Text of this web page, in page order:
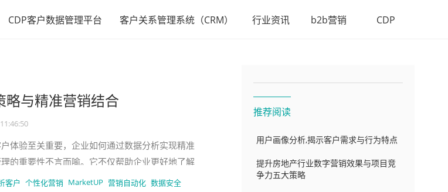
CDP客户数据管理平台 客户关系管理系统（CRM） 行业资讯 b2b营销 CDP
略与精准营销结合
体验至关重要，企业如何通过数据分析实现精准
的重要性不言而喻。它不仅帮助企业更好地了解
大家更深
客户 个性化营销 MarketUP 营销自动化 数据安全
推荐阅读
用户画像分析,揭示客户需求与行为特点
提升房地产行业数字营销效果与项目竞
争力五大策略